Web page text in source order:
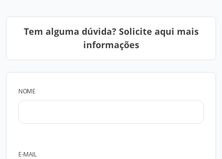
Tem alguma dúvida? Solicite aqui mais
informações
NOME
E-MAIL